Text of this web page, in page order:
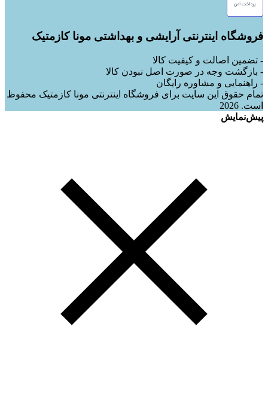
فروشگاه اینترنتی آرایشی و بهداشتی مونا کازمتیک
- تضمین اصالت و کیفیت کالا
- بازگشت وجه در صورت اصل نبودن کالا
- راهنمایی و مشاوره رایگان
تمام حقوق این سایت برای فروشگاه اینترنتی مونا کازمتیک محفوظ
است. 2026
پیش‌نمایش